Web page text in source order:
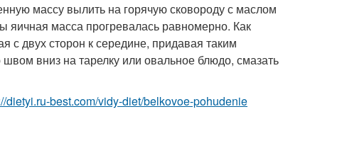
массу вылить на горячую сковороду с маслом
яичная масса прогревалась равномерно. Как
с двух сторон к середине, придавая таким
вниз на тарелку или овальное блюдо, смазать
dietyi.ru-best.com/vidy-diet/belkovoe-pohudenie